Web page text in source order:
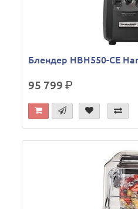
Блендер HBH550-CE
95 799р.